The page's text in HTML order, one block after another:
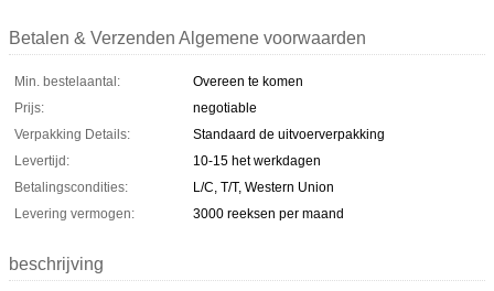
Betalen & Verzenden Algemene voorwaarden
Min. bestelaantal:
Overeen te komen
Prijs:
negotiable
Verpakking Details:
Standaard de uitvoerverpakking
Levertijd:
10-15 het werkdagen
Betalingscondities:
L/C, T/T, Western Union
Levering vermogen:
3000 reeksen per maand
beschrijving